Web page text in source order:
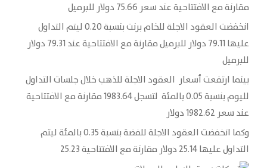
مقارنة مع الافتتاحية عند سعر 75.66 دولار للبرميل
انخفضت العقود الاجلة للخام برنت بنسبة 0.20 ليتم التداول
عليها 79.11 دولار للبرميل مقارنة مع الافتتاحية عند 79.31 دولار
للبرميل
بينما ارتفعت أسعار العقود الاجلة للذهب خلال جلسات التداول
لليوم بنسبة 0.05 بالمئة لتسجل 1983.64 مقارنة مع الافتتاحية
عند سعر 1982.62 دولار
وكما انخفضت العقود الاجلة للفضة بنسبة 0.35 بالمئة ليتم
التداول عليها 25.14 دولار مقارنة مع الافتتاحية 25.23